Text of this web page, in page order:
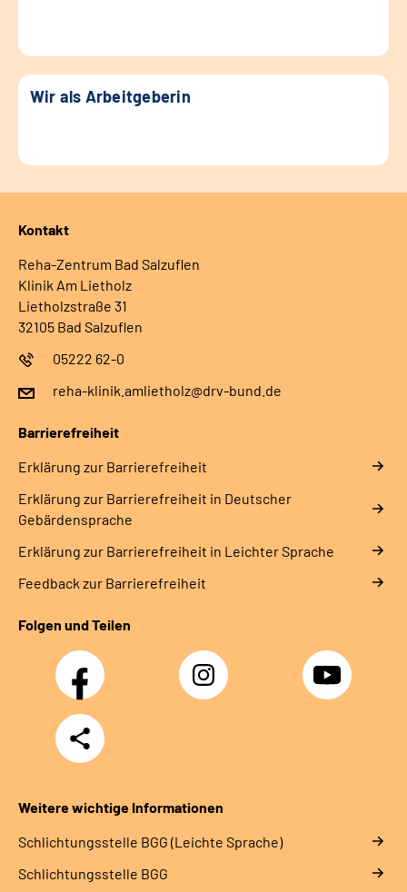
Wir als Arbeitgeberin
Kontakt
Reha-Zentrum Bad Salzuflen
Klinik Am Lietholz
Lietholzstraße 31
32105 Bad Salzuflen
05222 62-0
reha-klinik.amlietholz@drv-bund.de
Barrierefreiheit
Erklärung zur Barrierefreiheit
Erklärung zur Barrierefreiheit in Deutscher
Gebärdensprache
Erklärung zur Barrierefreiheit in Leichter Sprache
Feedback zur Barrierefreiheit
Folgen und Teilen
Facebook Instagram YouTube
Teilen
Weitere wichtige Informationen
Schlich­tungs­stel­le BGG (Leichte Sprache)
Schlich­tungs­stel­le BGG